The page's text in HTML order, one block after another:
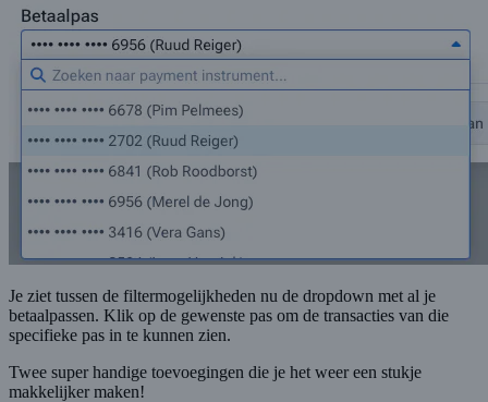
Je ziet tussen de filtermogelijkheden nu de dropdown met al je
betaalpassen. Klik op de gewenste pas om de transacties van die
specifieke pas in te kunnen zien.
Twee super handige toevoegingen die je het weer een stukje
makkelijker maken!